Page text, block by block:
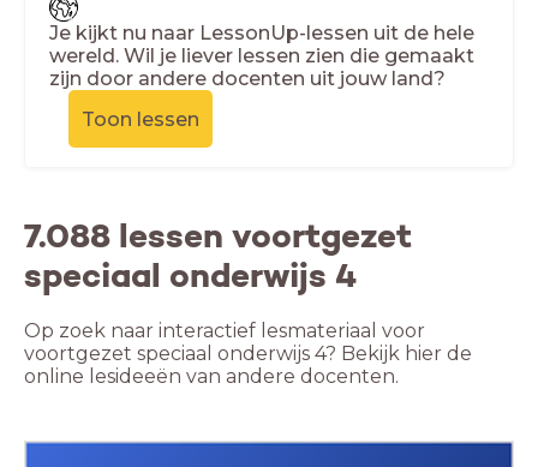
Je kijkt nu naar LessonUp-lessen uit de hele
wereld. Wil je liever lessen zien die gemaakt
zijn door andere docenten uit jouw land?
Toon lessen
7.088 lessen voortgezet
speciaal onderwijs 4
Op zoek naar interactief lesmateriaal voor
voortgezet speciaal onderwijs 4? Bekijk hier de
online lesideeën van andere docenten.